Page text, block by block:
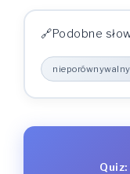
Podobne
nieporównywalny